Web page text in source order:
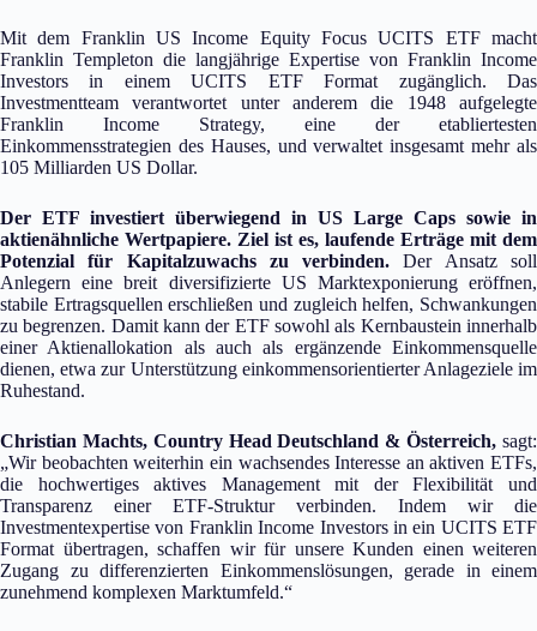
Mit dem Franklin US Income Equity Focus UCITS ETF macht
Franklin Templeton die langjährige Expertise von Franklin Income
Investors in einem UCITS ETF Format zugänglich. Das
Investmentteam verantwortet unter anderem die 1948 aufgelegte
Franklin Income Strategy, eine der etabliertesten
Einkommensstrategien des Hauses, und verwaltet insgesamt mehr als
105 Milliarden US Dollar.
Der ETF investiert überwiegend in US Large Caps sowie in
aktienähnliche Wertpapiere. Ziel ist es, laufende Erträge mit dem
Potenzial für Kapitalzuwachs zu verbinden. Der Ansatz soll
Anlegern eine breit diversifizierte US Marktexponierung eröffnen,
stabile Ertragsquellen erschließen und zugleich helfen, Schwankungen
zu begrenzen. Damit kann der ETF sowohl als Kernbaustein innerhalb
einer Aktienallokation als auch als ergänzende Einkommensquelle
dienen, etwa zur Unterstützung einkommensorientierter Anlageziele im
Ruhestand.
Christian Machts, Country Head Deutschland & Österreich, sagt:
„Wir beobachten weiterhin ein wachsendes Interesse an aktiven ETFs,
die hochwertiges aktives Management mit der Flexibilität und
Transparenz einer ETF-Struktur verbinden. Indem wir die
Investmentexpertise von Franklin Income Investors in ein UCITS ETF
Format übertragen, schaffen wir für unsere Kunden einen weiteren
Zugang zu differenzierten Einkommenslösungen, gerade in einem
zunehmend komplexen Marktumfeld.“